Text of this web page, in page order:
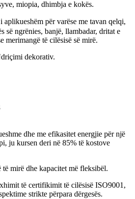
miopia, dhimbja e kokës.
për varëse me tavan qelqi,
së ngrënies, banjë, llambadar, dritat e
merimangë të cilësisë së mirë.
dekorativ.
dhe me efikasitet energjie për një
ju kursen deri në 85% të kostove
mirë dhe kapacitet më fleksibël.
të certifikimit të cilësisë ISO9001,
strikte përpara dërgesës.